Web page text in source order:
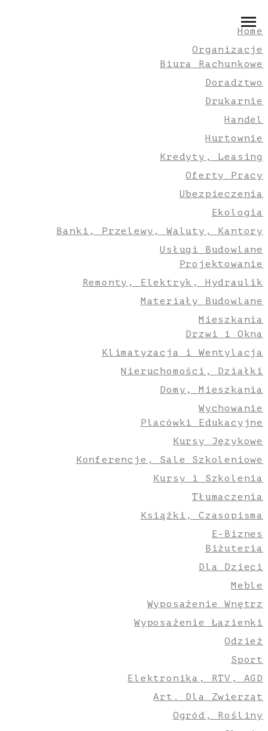
Home
Organizacje
Biura Rachunkowe
Doradztwo
Drukarnie
Handel
Hurtownie
Kredyty, Leasing
Oferty Pracy
Ubezpieczenia
Ekologia
Banki, Przelewy, Waluty, Kantory
Usługi Budowlane
Projektowanie
Remonty, Elektryk, Hydraulik
Materiały Budowlane
Mieszkania
Drzwi i Okna
Klimatyzacja i Wentylacja
Nieruchomości, Działki
Domy, Mieszkania
Wychowanie
Placówki Edukacyjne
Kursy Językowe
Konferencje, Sale Szkoleniowe
Kursy i Szkolenia
Tłumaczenia
Książki, Czasopisma
E-Biznes
Biżuteria
Dla Dzieci
Meble
Wyposażenie Wnętrz
Wyposażenie Łazienki
Odzież
Sport
Elektronika, RTV, AGD
Art. Dla Zwierząt
Ogród, Rośliny